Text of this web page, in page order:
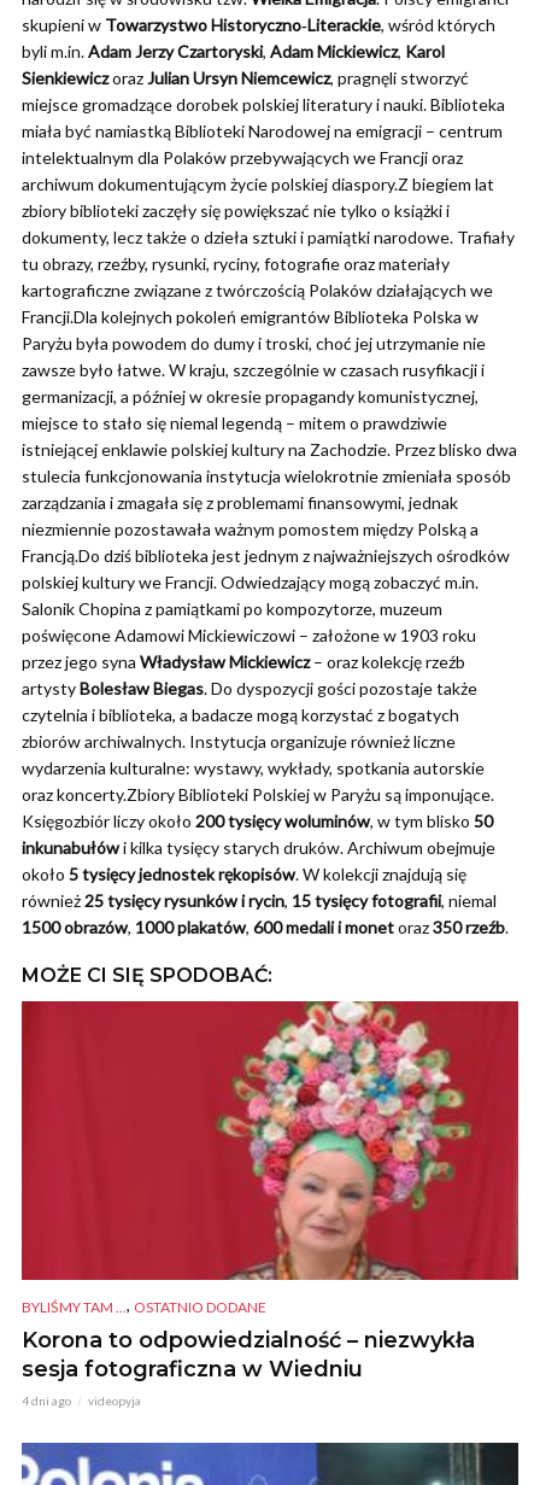
skupieni w Towarzystwo Historyczno‑Literackie, wśród których
byli m.in.Adam Jerzy Czartoryski, Adam Mickiewicz, Karol
SienkiewiczorazJulian Ursyn Niemcewicz, pragnęli stworzyć
miejsce gromadzące dorobek polskiej literatury i nauki. Biblioteka
miała być namiastką Biblioteki Narodowej na emigracji – centrum
intelektualnym dla Polaków przebywających we Francji oraz
archiwum dokumentującym życie polskiej diaspory.Z biegiem lat
zbiory biblioteki zaczęły się powiększać nie tylko o książki i
dokumenty, lecz także o dzieła sztuki i pamiątki narodowe. Trafiały
tu obrazy, rzeźby, rysunki, ryciny, fotografie oraz materiały
kartograficzne związane z twórczością Polaków działających we
Francji.Dla kolejnych pokoleń emigrantów Biblioteka Polska w
Paryżu była powodem do dumy i troski, choć jej utrzymanie nie
zawsze było łatwe. W kraju, szczególnie w czasach rusyfikacji i
germanizacji, a później w okresie propagandy komunistycznej,
miejsce to stało się niemal legendą – mitem o prawdziwie
istniejącej enklawie polskiej kultury na Zachodzie. Przez blisko dwa
stulecia funkcjonowania instytucja wielokrotnie zmieniała sposób
zarządzania i zmagała się z problemami finansowymi, jednak
niezmiennie pozostawała ważnym pomostem między Polską a
Francją.Do dziś biblioteka jest jednym z najważniejszych ośrodków
polskiej kultury we Francji. Odwiedzający mogą zobaczyć m.in.
Salonik Chopina z pamiątkami po kompozytorze, muzeum
poświęcone Adamowi Mickiewiczowi – założone w 1903 roku
przez jego syna Władysław Mickiewicz– oraz kolekcję rzeźb
artystyBolesław Biegas. Do dyspozycji gości pozostaje także
czytelnia i biblioteka, a badacze mogą korzystać z bogatych
zbiorów archiwalnych. Instytucja organizuje również liczne
wydarzenia kulturalne: wystawy, wykłady, spotkania autorskie
oraz koncerty.Zbiory Biblioteki Polskiej w Paryżu są imponujące.
Księgozbiór liczy około 200 tysięcy woluminów, w tym blisko 50
inkunabułówi kilka tysięcy starych druków. Archiwum obejmuje
około 5 tysięcy jednostek rękopisów. W kolekcji znajdują się
również25 tysięcy rysunków i rycin, 15 tysięcy fotografii, niemal
1500 obrazów, 1000 plakatów, 600 medali i monetoraz350 rzeźb.
MOŻE CI SIĘ SPODOBAĆ:
BYLIŚMY TAM ... , OSTATNIO DODANE
Korona to odpowiedzialność – niezwykła
sesja fotograficzna w Wiedniu
4 dni ago videopyja